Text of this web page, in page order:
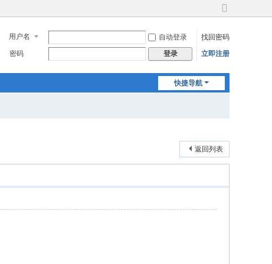
切
到
宽
用户名 自动登录
找回密码
密码
登录 立即注册
快捷导航
返回列表